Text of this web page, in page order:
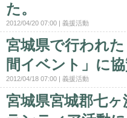
た。
2012/04/20 07:00 義援活動
宮城県で行われ
間イベント」に協
2012/04/18 07:00 義援活動
宮城県宮城郡七